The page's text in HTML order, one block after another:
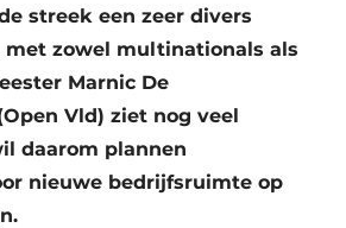
streek een zeer divers
met zowel multinationals als
Marnic De
Vld) ziet nog veel
daarom plannen
nieuwe bedrijfsruimte op